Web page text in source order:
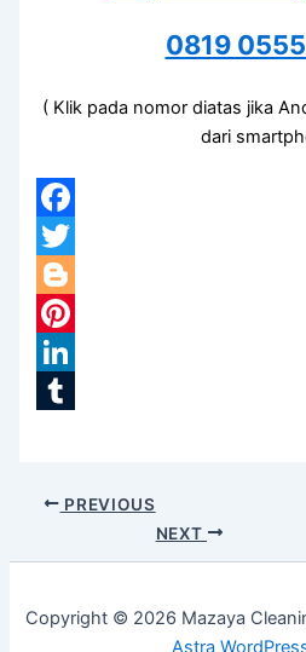
0819
( Klik pada nomor diatas jika
dari
Facebook
Twitter
Blogger
Pinterest
LinkedIn
PREVIOUS
NEXT
Copyright © 2026 Mazaya